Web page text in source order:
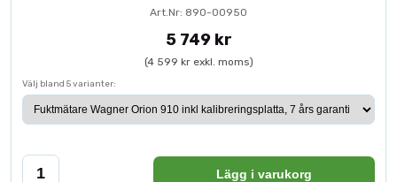
Art.Nr: 890-00950
5 749 kr
(4 599 kr exkl. moms)
Välj bland 5 varianter:
Lägg i varukorg